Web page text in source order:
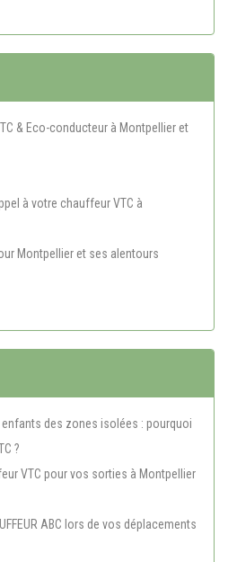
& Eco-conducteur à Montpellier et
à votre chauffeur VTC à
Montpellier et ses alentours
des zones isolées : pourquoi
?
VTC pour vos sorties à Montpellier
ABC lors de vos déplacements